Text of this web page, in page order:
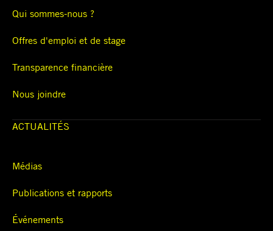
Qui sommes-nous ?
Offres d'emploi et de stage
Transparence financière
Nous joindre
ACTUALITÉS
Médias
Publications et rapports
Événements